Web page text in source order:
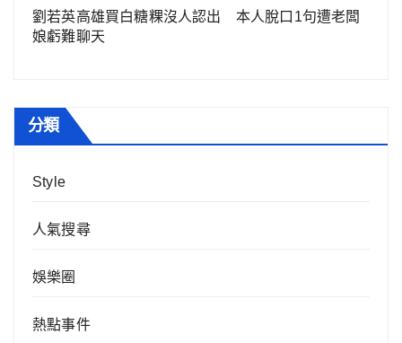
劉若英高雄買白糖粿沒人認出 本人脫口1句遭老闆
娘虧難聊天
分類
Style
人氣搜尋
娛樂圈
熱點事件